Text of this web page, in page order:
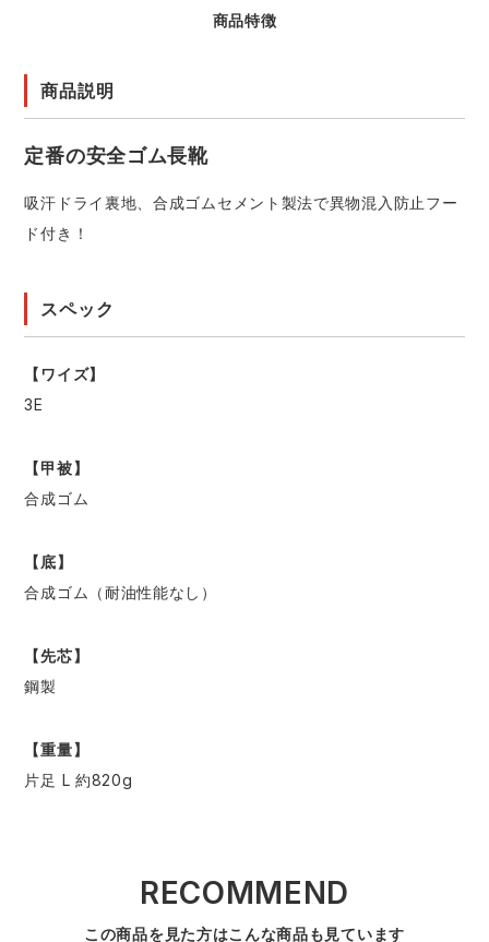
商品特徴
商品説明
定番の安全ゴム長靴
吸汗ドライ裏地、合成ゴムセメント製法で異物混入防止フー
ド付き！
スペック
【ワイズ】
3E
【甲被】
合成ゴム
【底】
合成ゴム（耐油性能なし）
【先芯】
鋼製
【重量】
片足 L 約820g
RECOMMEND
この商品を見た方はこんな商品も見ています